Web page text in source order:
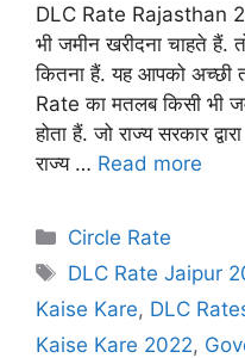
DLC Rate Rajasthan
भी जमीन खरीदना चाहते
कितना हैं. यह आपको अच्छी
Rate का मतलब किसी भी
होता हैं. जो राज्य सरकार
राज्य … Read more
Categories
Circle Rate
Tags
DLC Rate Jaipur
Kaise Kare, DLC
Kaise Kare 2022,